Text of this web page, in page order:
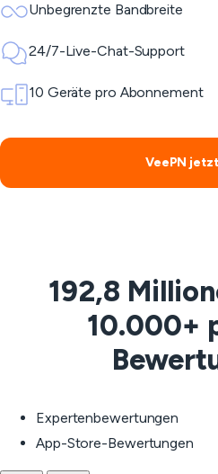
Unbegrenzte Bandbreite
24/7-Live-Chat-Support
10 Geräte pro Abonnement
VeePN
192,8
10.000+
Expertenbewertungen
App-Store-Bewertungen